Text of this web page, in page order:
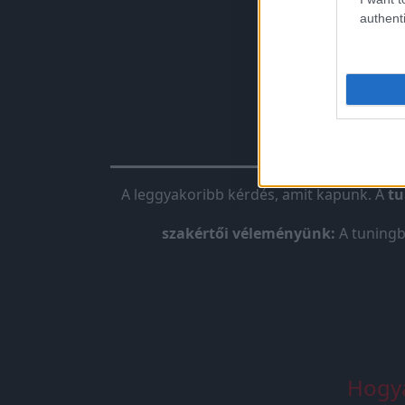
A leggyakoribb kérdés, amit kapunk. A
szakértői véleményünk: A